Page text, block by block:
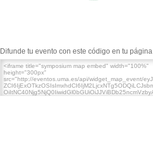
Difunde tu evento con este código en tu página